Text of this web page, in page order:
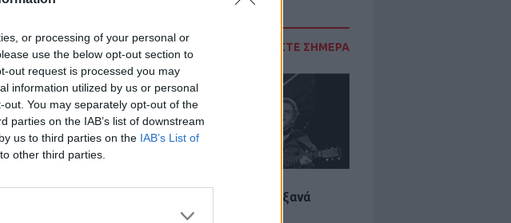
or processing of your personal or
use the below opt-out section to
out request is processed you may
information utilized by us or personal
You may separately opt-out of the
parties on the IAB’s list of downstream
us to third parties on the IAB’s List of
other third parties.
ΔΙΑΒΑΣΤΕ ΣΗΜΕΡΑ
5 one-hit wonders που έγιναν ξανά
διάσημοι από… ατύχημα
τα
κλικ!